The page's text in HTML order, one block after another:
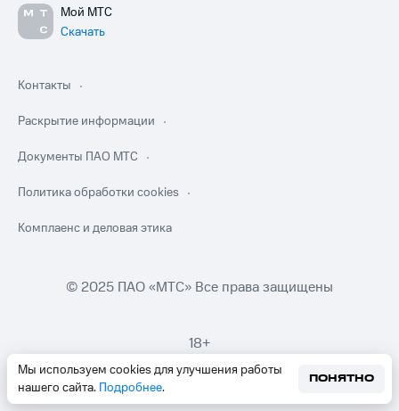
Мы используем cookies для улучшения работы
нашего сайта. Подробнее.
ПОНЯТНО
Мой МТС
Скачать
Контакты
Раскрытие информации
Документы ПАО МТС
Политика обработки cookies
Комплаенс и деловая этика
© 2025 ПАО «МТС» Все права защищены
18+